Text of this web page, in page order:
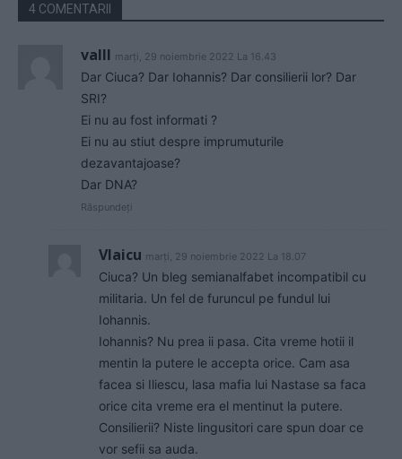
4 COMENTARII
valll marți, 29 noiembrie 2022 La 16.43
Dar Ciuca? Dar Iohannis? Dar consilierii lor? Dar
SRI?
Ei nu au fost informati ?
Ei nu au stiut despre imprumuturile
dezavantajoase?
Dar DNA?
Răspundeți
Vlaicu marți, 29 noiembrie 2022 La 18.07
Ciuca? Un bleg semianalfabet incompatibil cu
militaria. Un fel de furuncul pe fundul lui
Iohannis.
Iohannis? Nu prea ii pasa. Cita vreme hotii il
mentin la putere le accepta orice. Cam asa
facea si Iliescu, lasa mafia lui Nastase sa faca
orice cita vreme era el mentinut la putere.
Consilierii? Niste lingusitori care spun doar ce
vor sefii sa auda.